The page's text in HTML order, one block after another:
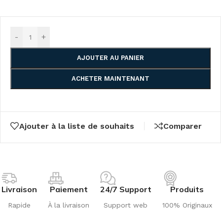
- +
AJOUTER AU PANIER
ACHETER MAINTENANT
Ajouter à la liste de souhaits Comparer
Livraison
Rapide
Paiement
À la livraison
24/7 Support
Support web
Produits
100% Originaux